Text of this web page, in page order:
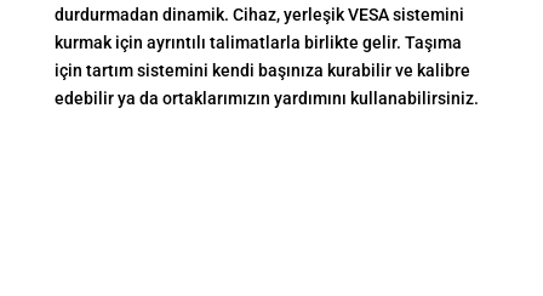
durdurmadan dinamik. Cihaz, yerleşik VESA sistemini
kurmak için ayrıntılı talimatlarla birlikte gelir. Taşıma
için tartım sistemini kendi başınıza kurabilir ve kalibre
edebilir ya da ortaklarımızın yardımını kullanabilirsiniz.